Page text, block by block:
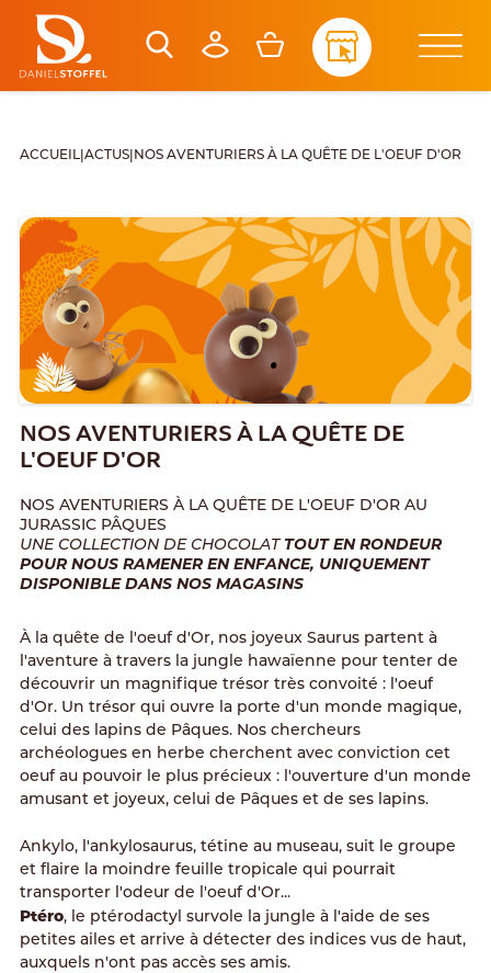
ACCUEIL| ACTUS| NOS AVENTURIERS À LA QUÊTE DE L'OEUF D'OR
NOS AVENTURIERS À LA QUÊTE DE
L'OEUF D'OR
NOS AVENTURIERS À LA QUÊTE DE L'OEUF D'OR AU
JURASSIC PÂQUES
UNE COLLECTION DE CHOCOLAT TOUT EN RONDEUR
POUR NOUS RAMENER EN ENFANCE, UNIQUEMENT
DISPONIBLE DANS NOS MAGASINS
À la quête de l'oeuf d'Or, nos joyeux Saurus partent à
l'aventure à travers la jungle hawaïenne pour tenter de
découvrir un magnifique trésor très convoité : l'oeuf
d'Or. Un trésor qui ouvre la porte d'un monde magique,
celui des lapins de Pâques. Nos chercheurs
archéologues en herbe cherchent avec conviction cet
oeuf au pouvoir le plus précieux : l'ouverture d'un monde
amusant et joyeux, celui de Pâques et de ses lapins.
Ankylo, l'ankylosaurus, tétine au museau, suit le groupe
et flaire la moindre feuille tropicale qui pourrait
transporter l'odeur de l'oeuf d'Or...
Ptéro, le ptérodactyl survole la jungle à l'aide de ses
petites ailes et arrive à détecter des indices vus de haut,
auxquels n'ont pas accès ses amis.